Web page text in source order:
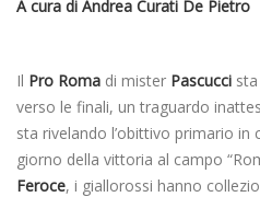
A cura di Andrea Curati De Pietro
Il Pro Roma di mister Pascucci
verso le finali, un traguardo
sta rivelando l’obittivo primario in
giorno della vittoria al campo
Feroce, i giallorossi hanno